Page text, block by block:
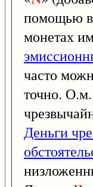
помощью
монетах
часто
точно.
Деньги